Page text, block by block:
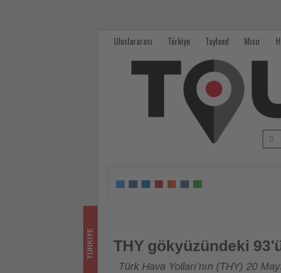
Uluslararası Türkiye Tayland Mısır
THY gökyüzündeki 93'üncü yaşını kutluyor
TÜRKIYE THY gökyüzündeki
Türk Hava Yolları'nın (THY) 20